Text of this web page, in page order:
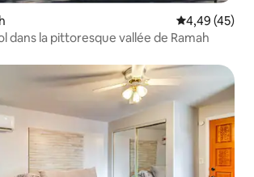
Évaluation
4,49 (45)
dans la pittoresque vallée de Ramah